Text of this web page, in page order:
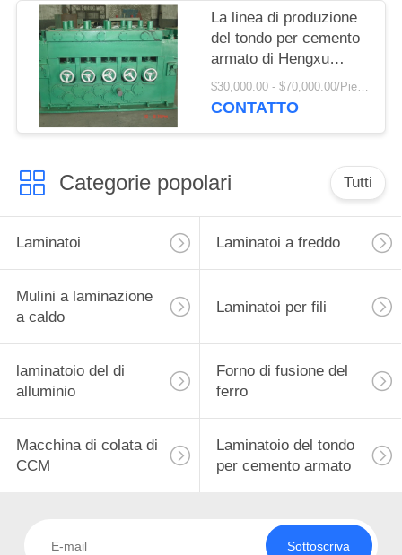
La linea di produzione
del tondo per cemento
armato di Hengxu
l'acciaio dei pezzi di
ricambio del laminatoio
$30,000.00 - $70,000.00/Pieces
CONTATTO
Categorie popolari Tutti
Laminatoi Laminatoi a freddo
Mulini a laminazione
a caldo
Laminatoi per fili
laminatoio del di
alluminio
Forno di fusione del
ferro
Macchina di colata di
CCM
Laminatoio del tondo
per cemento armato
Sottoscriva